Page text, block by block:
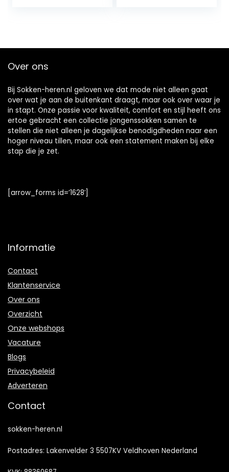
Over ons
Bij Sokken-heren.nl geloven we dat mode niet alleen gaat
over wat je aan de buitenkant draagt, maar ook over waar je
in stapt. Onze passie voor kwaliteit, comfort en stijl heeft ons
ertoe gebracht een collectie jongenssokken samen te
stellen die niet alleen je dagelijkse benodigdheden naar een
hoger niveau tillen, maar ook een statement maken bij elke
stap die je zet.
[arrow_forms id=’1628′]
Informatie
Contact
Klantenservice
Over ons
Overzicht
Onze webshops
Vacature
Blogs
Privacybeleid
Adverteren
Contact
sokken-heren.nl
Postadres: Lakenvelder 3 5507KV Veldhoven Nederland